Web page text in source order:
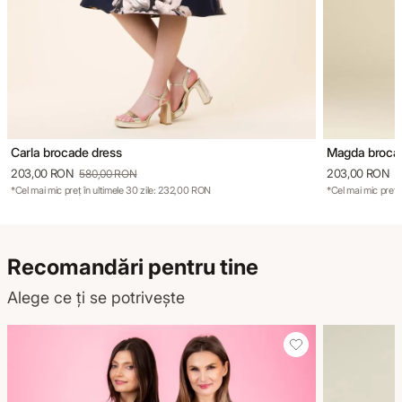
Carla brocade dress
203,00 RON 580,00 RON
*Cel mai mic preț în ultimele 30 zile: 232,00 RON
Magda
203,00 RON
*Cel mai mic preț
Recomandări pentru tine
Alege ce ți se potrivește